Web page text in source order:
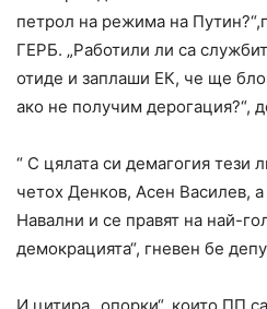
петрол на режима на
ГЕРБ. „Работили ли са
отиде и заплаши ЕК, че ще
ако не получим дерогация?“,
“ С цялата си демагогия тези
четох Денков, Асен Василев, а
Навални и се правят на най-
демокрацията“, гневен бе
И цитира „опорки“, които ПП